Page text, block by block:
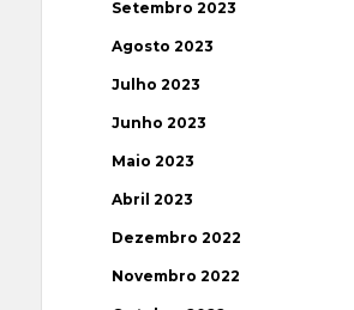
Setembro 2023
Agosto 2023
Julho 2023
Junho 2023
Maio 2023
Abril 2023
Dezembro 2022
Novembro 2022